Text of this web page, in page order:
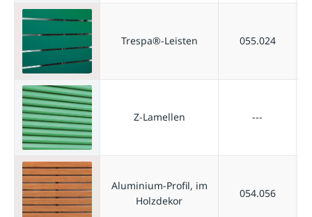
Trespa®-Leisten 055.024
Z-Lamellen ---
Aluminium-Profil, im
Holzdekor
054.056